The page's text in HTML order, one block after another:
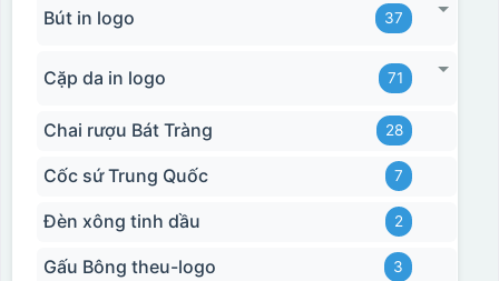
Hộp xi biểu trưng
Bút in logo 37
Cặp da in logo 71
Chai rượu Bát Tràng 28
Cốc sứ Trung Quốc 7
Đèn xông tinh dầu 2
Gấu Bông theu-logo 3